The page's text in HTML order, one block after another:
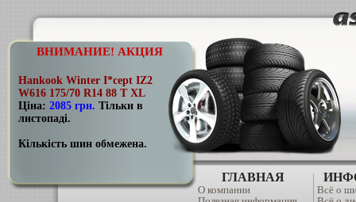
ВНИМАНИЕ! АКЦИЯ
Hankook Winter I*cept IZ2
W616 175/70 R14 88 T XL
Ціна: 2085 грн. Тільки в
листопаді.
Кількість шин обмежена.
ГЛАВНАЯ
О компании
Всё о